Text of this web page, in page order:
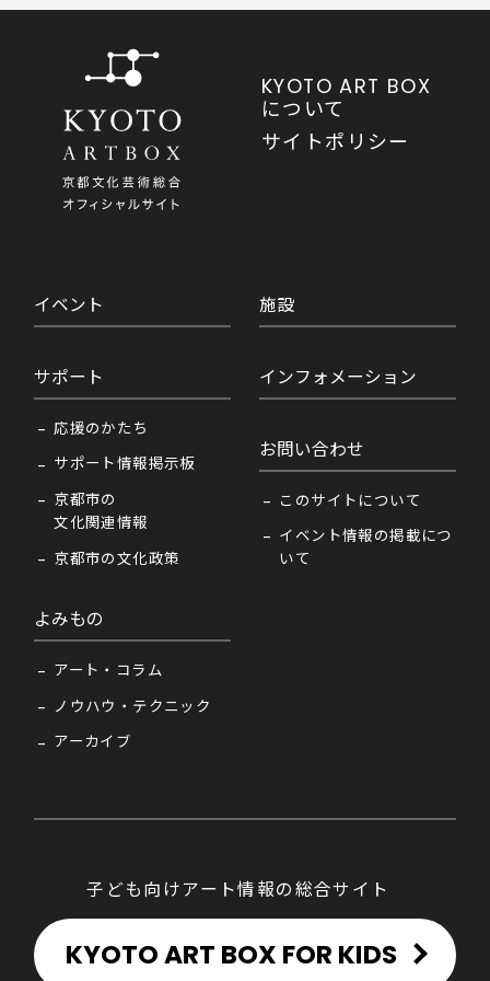
KYOTO ART BOX
について
サイトポリシー
イベント
サポート
応援のかたち
サポート情報掲示板
京都市の
文化関連情報
京都市の文化政策
よみもの
アート・コラム
ノウハウ・テクニック
アーカイブ
施設
インフォメーション
お問い合わせ
このサイトについて
イベント情報の掲載につ
いて
子ども向けアート情報の総合サイト
KYOTO ART BOX FOR KIDS